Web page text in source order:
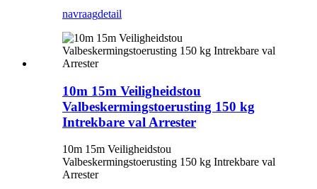
navraagdetail
10m 15m Veiligheidstou
Valbeskermingstoerusting 150 kg
Intrekbare val Arrester
10m 15m Veiligheidstou
Valbeskermingstoerusting 150 kg Intrekbare val
Arrester